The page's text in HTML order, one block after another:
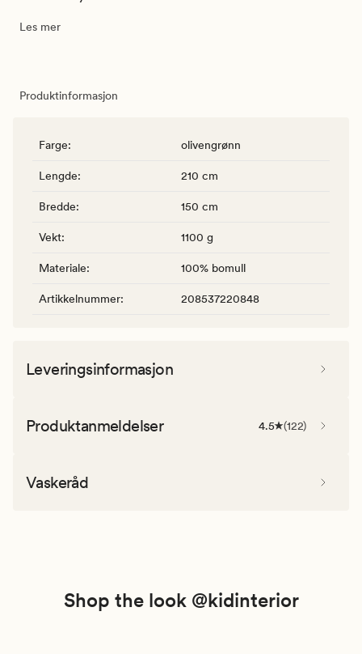
Les mer
Produktinformasjon
Farge: olivengrønn
Lengde: 210 cm
Bredde: 150 cm
Vekt: 1100 g
Materiale: 100% bomull
Artikkelnummer: 208537220848
Leveringsinformasjon
Produktanmeldelser 4.5 (122)
Vaskeråd
Shop the look @kidinterior